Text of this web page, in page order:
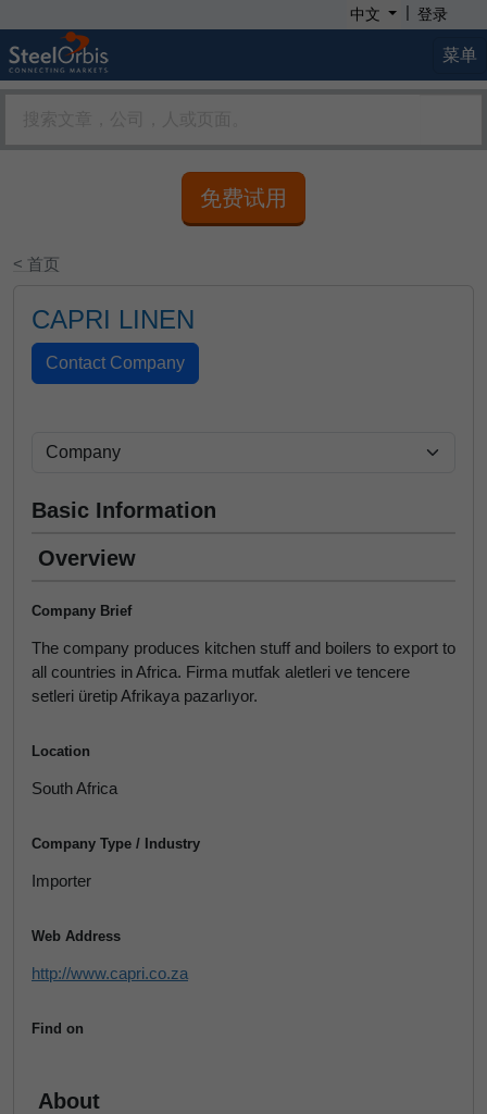
中文 | 登录
菜单
免费试用
< 首页
CAPRI LINEN
Basic Information
Overview
Company Brief
The company produces kitchen stuff and boilers to export to
all countries in Africa. Firma mutfak aletleri ve tencere
setleri üretip Afrikaya pazarlıyor.
Location
South Africa
Company Type / Industry
Importer
Web Address
http://www.capri.co.za
Find on
About